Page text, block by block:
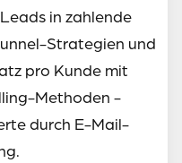
in zahlende
Strategien und
pro Kunde mit
Methoden -
durch E-Mail-